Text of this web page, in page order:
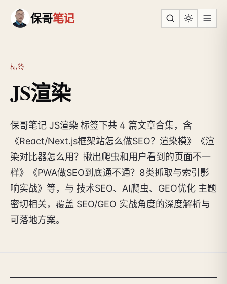
保哥笔记
标签
JS渲染
保哥笔记 JS渲染 标签下共 4 篇文章合集，含
《React/Next.js框架站怎么做SEO？渲染模》《渲
染对比器怎么用？揪出爬虫和用户看到的页面不一
样》《PWA做SEO到底通不通？8类抓取与索引影
响实战》等，与 技术SEO、AI爬虫、GEO优化 主题
密切相关，覆盖 SEO/GEO 实战角度的深度解析与
可落地方案。